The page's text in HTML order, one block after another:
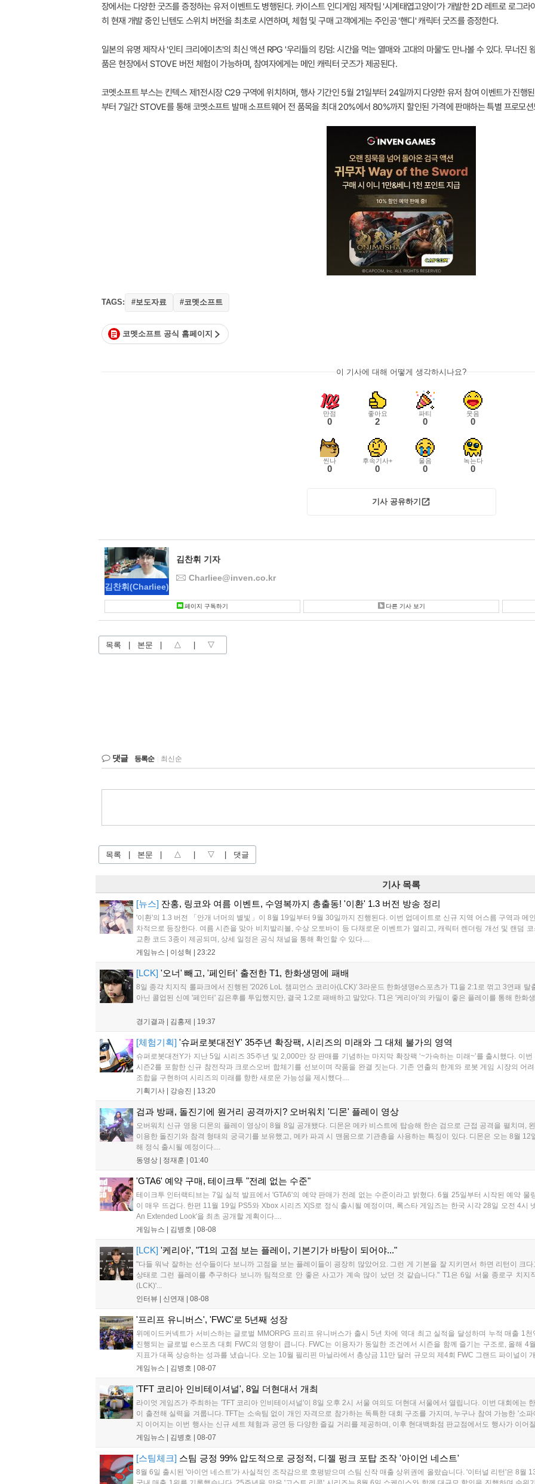
장에서는 다양한 굿즈를 증정하는 유저 이벤트도 병행된다. 카이스트 인디게임 제작팀 '시계태엽고양이'가 개발한 2D 레트로 로그
히 현재 개발 중인 닌텐도 스위치 버전을 최초로 시연하며, 체험 및 구매 고객에게는 주인공 '핸디' 캐릭터 굿즈를 증정한다.
일본의 유명 제작사 '인티 크리에이츠'의 최신 액션 RPG '우리들의 킹덤: 시간을 먹는 열매와 고대의 마물'도 만나볼 수 있다. 무너진
품은 현장에서 STOVE 버전 체험이 가능하며, 참여자에게는 메인 캐릭터 굿즈가 제공된다.
코멧소프트 부스는 킨텍스 제1전시장 C29 구역에 위치하며, 행사 기간인 5월 21일부터 24일까지 다양한 유저 참여 이벤트가 진행
부터 7일간 STOVE를 통해 코멧소프트 발매 소프트웨어 전 품목을 최대 20%에서 80%까지 할인된 가격에 판매하는 특별 프로모
TAGS: #보도자료 #코멧소프트
코멧소프트 공식 홈페이지
이 기사에 대해 어떻게 생각하시나요?
만점
0
좋아요
2
파티
0
웃음
0
씬나
0
후속기사+
0
울음
0
녹는다
0
기사 공유하기
김찬휘(Charliee)
김찬휘 기자
Charliee@inven.co.kr
페이지 구독하기 다른 기사 보기
목록 | 본문 | △ | ▽
댓글 등록순 최신순
목록 | 본문 | △ | ▽ | 댓글
기사 목록
[뉴스] 잔홍, 링코와 여름 이벤트, 수영복까지 총출동! '이환' 1.3 버전 방송 정리
'이환'의 1.3 버전 「안개 너머의 별빛」이 8월 19일부터 9월 30일까지 진행된다. 이번 업데이트로 신규 지역 어스름 구역과 메
차적으로 등장한다. 여름 시즌을 맞아 비치발리볼, 수상 오토바이 등 다채로운 이벤트가 열리고, 캐릭터 렌더링 개선 및 랜덤
교환 코드 3종이 제공되며, 상세 일정은 공식 채널을 통해 확인할 수 있다....
게임뉴스 | 이성혁 | 23:22
[LCK] '오너' 빼고, '페인터' 출전한 T1, 한화생명에 패배
8일 종각 치지직 롤파크에서 진행된 '2026 LoL 챔피언스 코리아(LCK)' 3라운드 한화생명e스포츠가 T1을 2:1로 꺾고 3연패 탈
아닌 콜업된 신예 '페인터' 김은후를 투입했지만, 결국 1:2로 패배하고 말았다. T1은 '케리아'의 카밀이 좋은 플레이를 통해 한화
경기결과 | 김홍제 | 19:37
[체험기획] '슈퍼로봇대전Y' 35주년 확장팩, 시리즈의 미래와 그 대체 불가의 영역
슈퍼로봇대전Y가 지난 5일 시리즈 35주년 및 2,000만 장 판매를 기념하는 마지막 확장팩 ‘~가속하는 미래~’를 출시했다. 이
시즌2를 포함한 신규 참전작과 크로스오버 합체기를 선보이며 작품을 완결 짓는다. 기존 연출의 한계와 로봇 게임 시장의 어
조합을 구현하며 시리즈의 미래를 향한 새로운 가능성을 제시했다....
기획기사 | 강승진 | 13:20
검과 방패, 돌진기에 원거리 공격까지? 오버워치 '디몬' 플레이 영상
오버워치 신규 영웅 디몬의 플레이 영상이 8월 8일 공개됐다. 디몬은 메카 비스트에 탑승해 한손 검으로 근접 공격을 펼치며,
이용한 돌진기와 참격 형태의 궁극기를 보유했고, 메카 파괴 시 맨몸으로 기관총을 사용하는 특징이 있다. 디몬은 오는 8월
해 정식 출시될 예정이다....
동영상 | 정재훈 | 01:40
'GTA6' 예약 구매, 테이크투 "전례 없는 수준"
테이크투 인터랙티브는 7일 실적 발표에서 'GTA6'의 예약 판매가 전례 없는 수준이라고 밝혔다. 6월 25일부터 시작된 예약 물
이 매우 뜨겁다. 한편 11월 19일 PS5와 Xbox 시리즈 X|S로 정식 출시될 예정이며, 록스타 게임즈는 한국 시각 28일 오전 4시
An Extended Look'을 최초 공개할 계획이다....
게임뉴스 | 김병호 | 08-08
[LCK] '케리아', "T1의 고점 보는 플레이, 기본기가 바탕이 되어야..."
"다들 워낙 잘하는 선수들이다 보니까 고점을 보는 플레이들이 굉장히 많았어요. 그런 게 기본을 잘 지키면서 하면 리턴이 크
상태로 그런 플레이를 추구하다 보니까 팀적으로 안 좋은 사고가 계속 많이 났던 것 같습니다." T1은 6일 서울 종로구 치
(LCK)'...
인터뷰 | 신연재 | 08-08
'프리프 유니버스', 'FWC'로 5년째 성장
위메이드커넥트가 서비스하는 글로벌 MMORPG 프리프 유니버스가 출시 5년 차에 역대 최고 실적을 달성하며 누적 매출 1
진행되는 글로벌 e스포츠 대회 FWC의 영향이 큽니다. FWC는 이용자가 동일한 조건에서 시즌을 함께 즐기는 구조로, 올해 4
지표가 대폭 상승하는 성과를 냈습니다. 오는 10월 필리핀 마닐라에서 총상금 11만 달러 규모의 제4회 FWC 그랜드 파이널이
뮤니티 중심의 장기 성장 모델을 지속할 방침입니다....
게임뉴스 | 김병호 | 08-07
'TFT 코리아 인비테이셔널', 8일 더현대서 개최
라이엇 게임즈가 주최하는 'TFT 코리아 인비테이셔널'이 8일 오후 2시 서울 여의도 더현대 서울에서 열립니다. 이번 대회에는
이 출전해 실력을 겨룹니다. TFT는 소속팀 없이 개인 자격으로 참가하는 독특한 대회 구조를 가지며, 누구나 참여 가능한 '소
지 이어지는 이번 행사는 신규 세트 체험과 공연 등 다양한 즐길 거리를 제공하며, 이후 현대백화점 판교점에서도 행사가 이어
다....
게임뉴스 | 김병호 | 08-07
[스팀체크] 스팀 긍정 99% 압도적으로 긍정적, 디젤 펑크 포탑 조작 '아이언 네스트'
8월 6일 출시된 '아이언 네스트'가 사실적인 조작감으로 호평받으며 스팀 신작 매출 상위권에 올랐습니다. '이터널 리턴'은 8월